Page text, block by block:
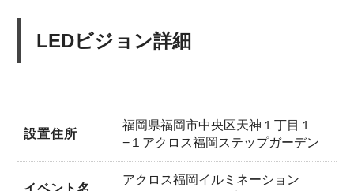
LEDビジョン詳細
設置住所
福岡県福岡市中央区天神１丁目１
−１アクロス福岡ステップガーデン
アクロス福岡イルミネーション